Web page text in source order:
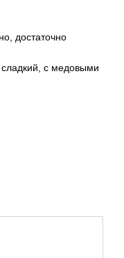
достаточно
с медовыми